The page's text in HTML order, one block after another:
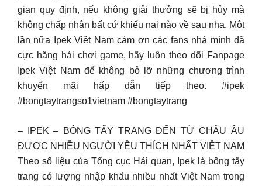
gian quy định, nếu không giải thưởng sẽ bị hủy mà
không chấp nhận bất cứ khiếu nại nào về sau nha. Một
lần nữa Ipek Việt Nam cảm ơn các fans nhà mình đã
cực hăng hái chơi game, hãy luôn theo dõi Fanpage
Ipek Việt Nam để không bỏ lỡ những chương trình
khuyến mãi hấp dẫn tiếp theo. #ipek
#bongtaytrangso1vietnam #bongtaytrang
– IPEK – BÔNG TẨY TRANG ĐẾN TỪ CHÂU ÂU
ĐƯỢC NHIỀU NGƯỜI YÊU THÍCH NHẤT VIỆT NAM
Theo số liệu của Tổng cục Hải quan, Ipek là bông tẩy
trang có lượng nhập khẩu nhiều nhất Việt Nam trong